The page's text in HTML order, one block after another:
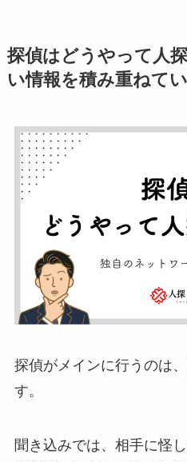
探偵はどうやって人
い情報を積み重ねてい
探偵がメインに行うのは
す。
聞き込みでは、相手に怪